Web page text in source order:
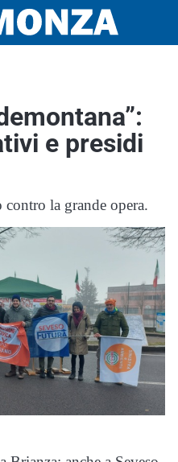
e presidi
contro la grande opera.